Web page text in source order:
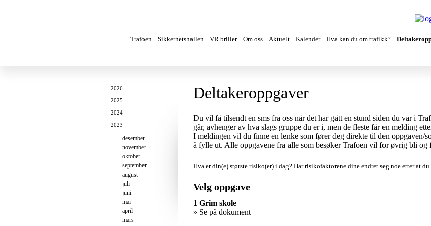
Trafoen Sikkerhetshallen VR briller Om oss Aktuelt Kalender Hva kan du om trafikk?
2026
2025
2024
2023
desember
november
oktober
september
august
juli
juni
mai
april
mars
Deltakeroppgaver
Du vil få tilsendt en sms fra oss når det har gått en stund siden du var i
går, avhenger av hva slags gruppe du er i, men de fleste får en melding
I meldingen vil du finne en lenke som fører deg direkte til den oppgaven/
å fylle ut. Alle oppgavene fra alle som besøker Trafoen vil for øvrig bli og
Hva er din(e) største risiko(er) i dag? Har risikofaktorene dine endret seg noe etter at
Velg oppgave
1 Grim skole
» Se på dokument